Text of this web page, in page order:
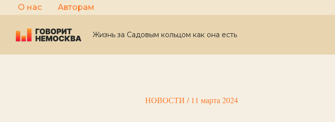
Перейти
к
содержимому
О нас Авторам
Жизнь за Садовым кольцом как она есть
НОВОСТИ / 11 марта 2024